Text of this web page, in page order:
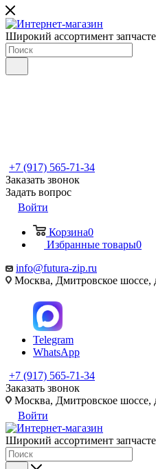
Широкий ассортимент
+7 (917) 565-71-34
Заказать звонок
Задать вопрос
Войти
Корзина0
Избранные товары0
info@futura-zip.ru
Москва, Дмитровское шоссе,
Telegram
WhatsApp
+7 (917) 565-71-34
Заказать звонок
Москва, Дмитровское шоссе,
Войти
Широкий ассортимент